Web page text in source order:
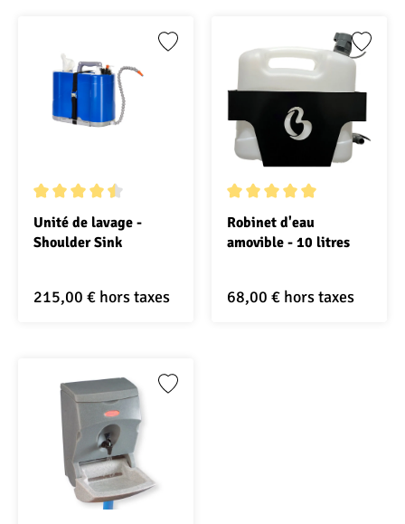
Note moyenne de 4.5 sur 5 étoiles
Unité de lavage -
Shoulder Sink
215,00 € hors taxes
Note moyenne de 5 sur 5
Robinet d'eau
amovible - 10 litres
68,00 € hors taxes